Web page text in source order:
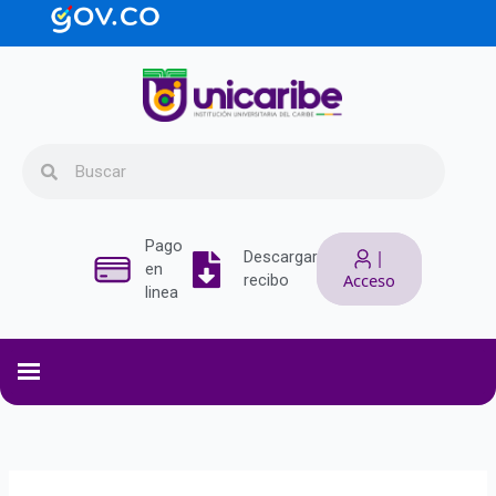
contenido
Pago
en
linea
Descargar
recibo
|
Acceso